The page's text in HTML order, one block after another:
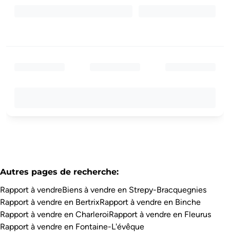
Autres pages de recherche:
Rapport à vendreBiens à vendre en Strepy-Bracquegnies
Rapport à vendre en BertrixRapport à vendre en Binche
Rapport à vendre en CharleroiRapport à vendre en Fleurus
Rapport à vendre en Fontaine-L'évêque